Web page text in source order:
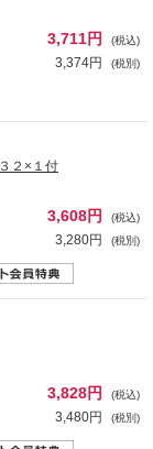
3,711円 (税込)
3,374円 (税別)
２×１付
3,608円 (税込)
3,280円 (税別)
3,828円 (税込)
3,480円 (税別)